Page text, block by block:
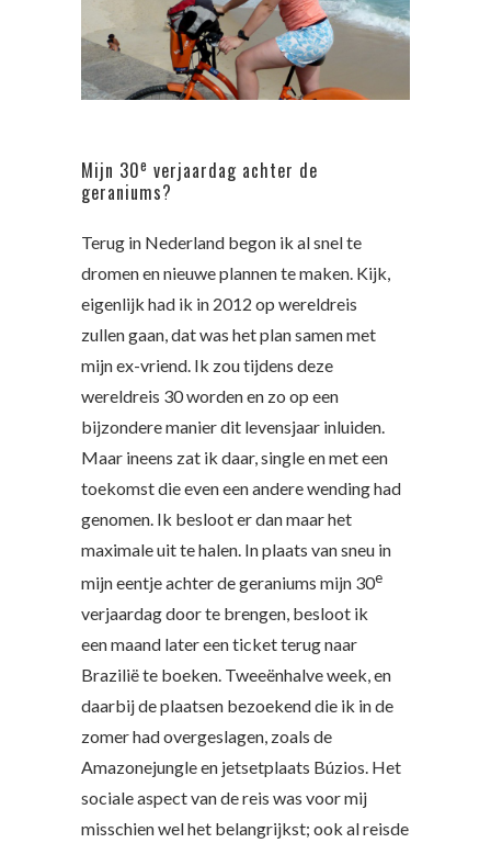
Mijn 30e verjaardag achter de
geraniums?
Terug in Nederland begon ik al snel te
dromen en nieuwe plannen te maken. Kijk,
eigenlijk had ik in 2012 op wereldreis
zullen gaan, dat was het plan samen met
mijn ex-vriend. Ik zou tijdens deze
wereldreis 30 worden en zo op een
bijzondere manier dit levensjaar inluiden.
Maar ineens zat ik daar, single en met een
toekomst die even een andere wending had
genomen. Ik besloot er dan maar het
maximale uit te halen. In plaats van sneu in
mijn eentje achter de geraniums mijn 30e
verjaardag door te brengen, besloot ik
een maand later een ticket terug naar
Brazilië te boeken. Tweeënhalve week, en
daarbij de plaatsen bezoekend die ik in de
zomer had overgeslagen, zoals de
Amazonejungle en jetsetplaats Búzios. Het
sociale aspect van de reis was voor mij
misschien wel het belangrijkst; ook al reisde